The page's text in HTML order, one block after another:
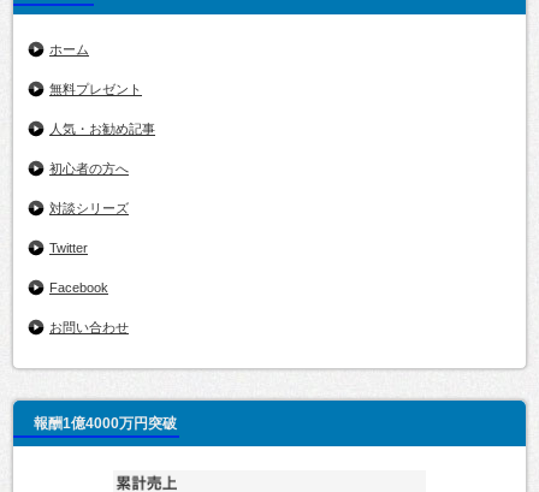
ホーム
無料プレゼント
人気・お勧め記事
初心者の方へ
対談シリーズ
Twitter
Facebook
お問い合わせ
報酬1億4000万円突破